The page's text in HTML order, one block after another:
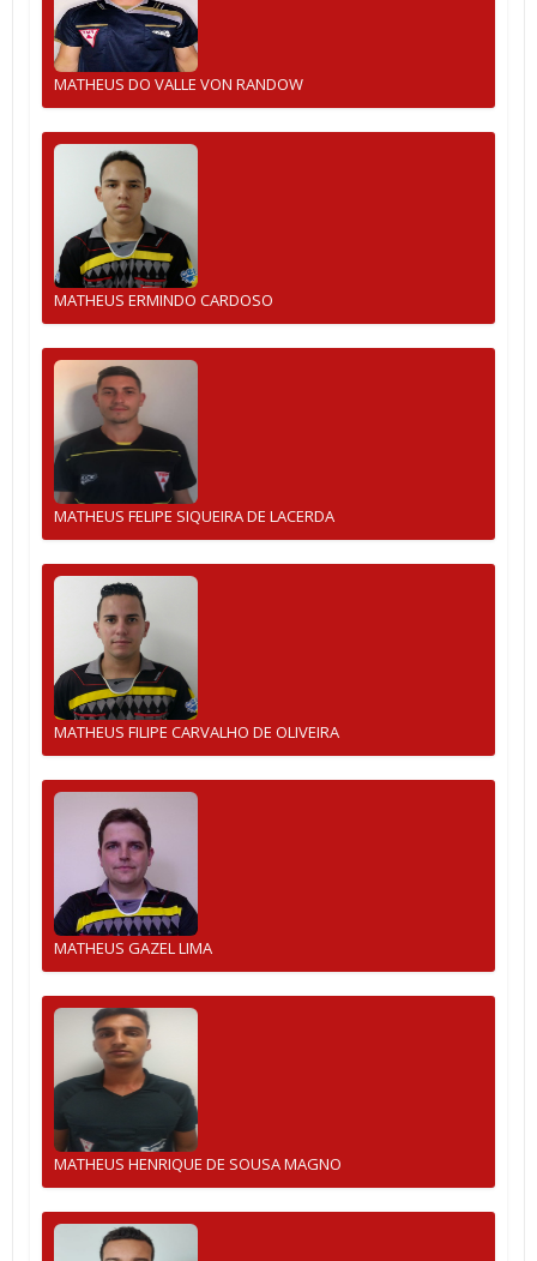
MATHEUS DO VALLE VON RANDOW
MATHEUS ERMINDO CARDOSO
MATHEUS FELIPE SIQUEIRA DE LACERDA
MATHEUS FILIPE CARVALHO DE OLIVEIRA
MATHEUS GAZEL LIMA
MATHEUS HENRIQUE DE SOUSA MAGNO